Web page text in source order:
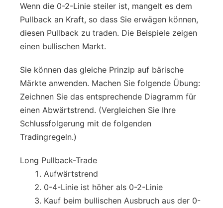
Wenn die 0-2-Linie steiler ist, mangelt es dem
Pullback an Kraft, so dass Sie erwägen können,
diesen Pullback zu traden. Die Beispiele zeigen
einen bullischen Markt.
Sie können das gleiche Prinzip auf bärische
Märkte anwenden. Machen Sie folgende Übung:
Zeichnen Sie das entsprechende Diagramm für
einen Abwärtstrend. (Vergleichen Sie Ihre
Schlussfolgerung mit de folgenden
Tradingregeln.)
Long Pullback-Trade
Aufwärtstrend
0-4-Linie ist höher als 0-2-Linie
Kauf beim bullischen Ausbruch aus der 0-